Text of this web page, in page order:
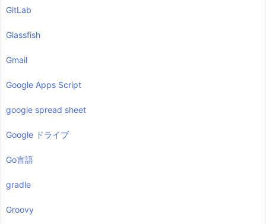
GitLab
Glassfish
Gmail
Google Apps Script
google spread sheet
Google ドライブ
Go言語
gradle
Groovy